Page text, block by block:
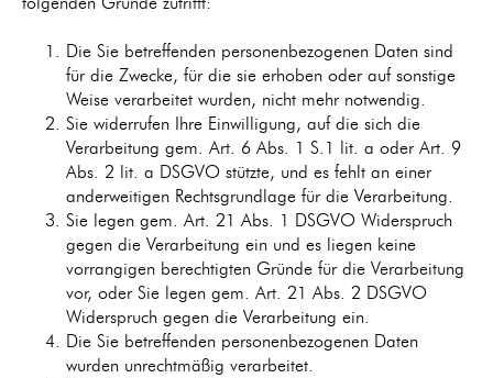
Die Sie betreffenden personenbezogenen Daten sind
für die Zwecke, für die sie erhoben oder auf sonstige
Weise verarbeitet wurden, nicht mehr notwendig.
Sie widerrufen Ihre Einwilligung, auf die sich die
Verarbeitung gem. Art. 6 Abs. 1 S.1 lit. a oder Art. 9
Abs. 2 lit. a DSGVO stützte, und es fehlt an einer
anderweitigen Rechtsgrundlage für die Verarbeitung.
Sie legen gem. Art. 21 Abs. 1 DSGVO Widerspruch
gegen die Verarbeitung ein und es liegen keine
vorrangigen berechtigten Gründe für die Verarbeitung
vor, oder Sie legen gem. Art. 21 Abs. 2 DSGVO
Widerspruch gegen die Verarbeitung ein.
Die Sie betreffenden personenbezogenen Daten
wurden unrechtmäßig verarbeitet.